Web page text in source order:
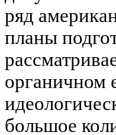
ряд
планы
органичном
большое